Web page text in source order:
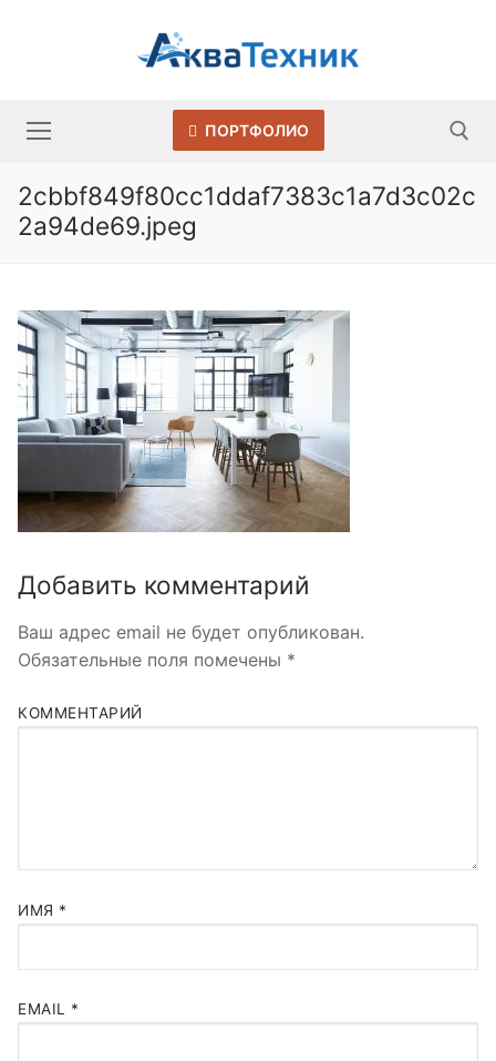
ПОРТФОЛИО
2cbbf849f80cc1ddaf7383c1a7d3c02c
2a94de69.jpeg
Добавить комментарий
Ваш адрес email не будет опубликован.
Обязательные поля помечены *
КОММЕНТАРИЙ
ИМЯ *
EMAIL *